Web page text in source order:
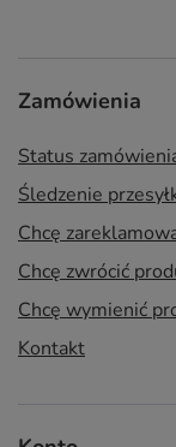
Zamówienia
Status
Śledzenie
Chcę
Chcę zwrócić
Chcę wymienić
Kontakt